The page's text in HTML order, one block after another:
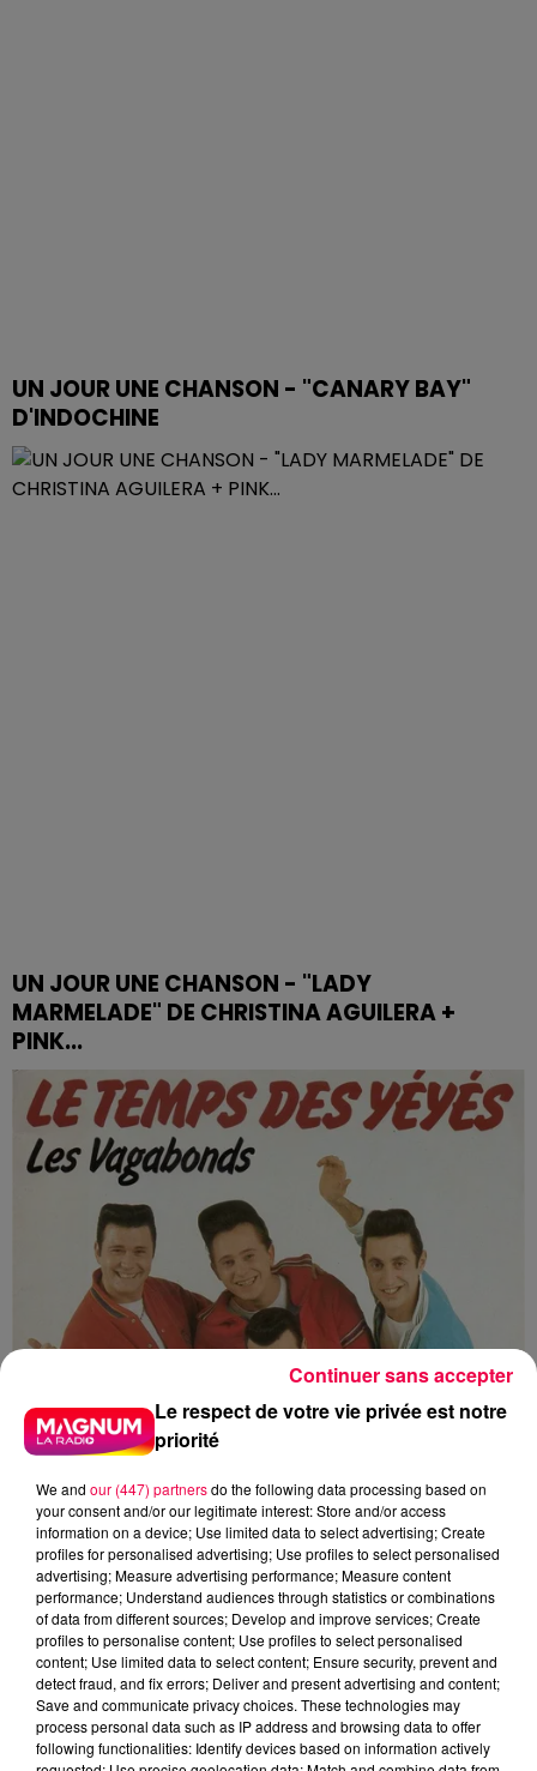
UN JOUR UNE CHANSON - "CANARY BAY"
D'INDOCHINE
UN JOUR UNE CHANSON - "LADY
MARMELADE" DE CHRISTINA AGUILERA +
PINK...
UN JOUR UNE CHANSON - "LES TEMPS DES
YÉYÉS" DES VAGABONDS
Le respect de votre vie privée est notre
priorité
We and our (447) partnersdo the following data processing based on
your consent and/or our legitimate interest: Store and/or access
information on a device; Use limited data to select advertising; Create
profiles for personalised advertising; Use profiles to select personalised
advertising; Measure advertising performance; Measure content
performance; Understand audiences through statistics or combinations
of data from different sources; Develop and improve services; Create
profiles to personalise content; Use profiles to select personalised
content; Use limited data to select content; Ensure security, prevent and
detect fraud, and fix errors; Deliver and present advertising and content;
Save and communicate privacy choices. These technologies may
process personal data such as IP address and browsing data to offer
following functionalities: Identify devices based on information actively
Continuer sans accepter